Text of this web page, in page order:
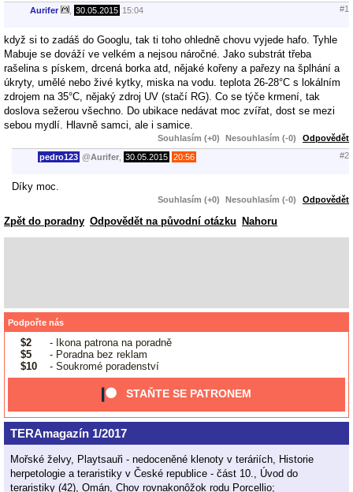
Aurifer 30.05.2015 15:04 #1
když si to zadáš do Googlu, tak ti toho ohledně chovu vyjede hafo. Tyhle
Mabuje se dováží ve velkém a nejsou náročné. Jako substrát třeba
rašelina s pískem, drcená borka atd, nějaké kořeny a pařezy na šplhání a
úkryty, umělé nebo živé kytky, miska na vodu. teplota 26-28°C s lokálním
zdrojem na 35°C, nějaký zdroj UV (stačí RG). Co se týče krmení, tak
doslova sežerou všechno. Do ubikace nedávat moc zvířat, dost se mezi
sebou mydlí. Hlavně samci, ale i samice.
Souhlasím (+0) Nesouhlasím (-0) Odpovědět
pedro123 @Aurifer 30.05.2015 20:56 #2
Díky moc.
Souhlasím (+0) Nesouhlasím (-0) Odpovědět
Zpět do poradny Odpovědět na původní otázku Nahoru
Podpořte nás
$2
- Ikona patrona na poradně
$5
- Poradna bez reklam
$10
- Soukromé poradenství
STAŇTE SE PATRONEM
TERAmagazín 1/2017
Mořské želvy, Playtsauři - nedoceněné klenoty v teráriích, Historie
herpetologie a teraristiky v České republice - část 10., Úvod do
teraristiky (42), Omán, Chov rovnakonôžok rodu Porcellio;